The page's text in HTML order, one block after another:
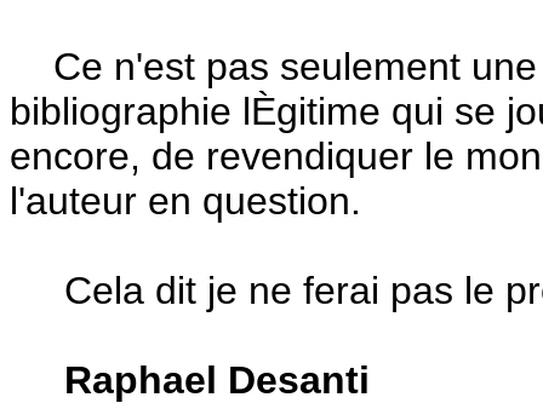
Ce n'est pas seulement
bibliographie lÈgitime qui se
encore, de revendiquer le
l'auteur en question.
Cela dit je ne ferai pas le
Raphael Desanti